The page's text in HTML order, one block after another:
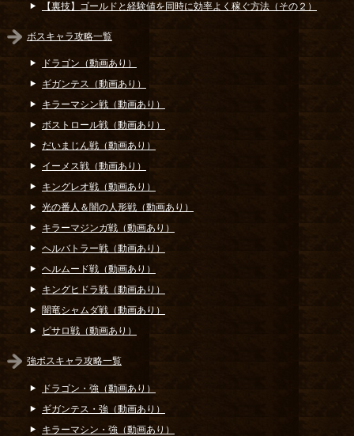
【裏技】ゴールドと経験値を同時に効率よく稼ぐ方法（その２）
ボスキャラ攻略一覧
ドラゴン（動画あり）
ギガンテス（動画あり）
キラーマシン戦（動画あり）
ボストロール戦（動画あり）
だいまじん戦（動画あり）
イーメス戦（動画あり）
キングレオ戦（動画あり）
光の番人＆闇の人形戦（動画あり）
キラーマジンガ戦（動画あり）
ヘルバトラー戦（動画あり）
ヘルムード戦（動画あり）
キングヒドラ戦（動画あり）
闇竜シャムダ戦（動画あり）
ピサロ戦（動画あり）
強ボスキャラ攻略一覧
ドラゴン・強（動画あり）
ギガンテス・強（動画あり）
キラーマシン・強（動画あり）